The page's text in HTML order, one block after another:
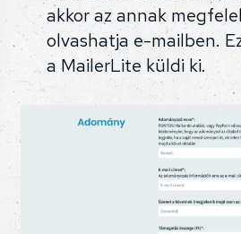
akkor az annak
olvashatja e-mailben.
a MailerLite küldi ki.